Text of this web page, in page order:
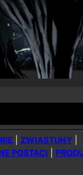
| ZWIASTUNY|
POSTACI